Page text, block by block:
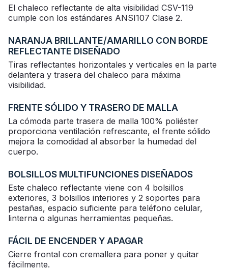
El chaleco reflectante de alta visibilidad CSV-119
cumple con los estándares ANSI107 Clase 2.
NARANJA BRILLANTE/AMARILLO CON BORDE
REFLECTANTE DISEÑADO
Tiras reflectantes horizontales y verticales en la parte
delantera y trasera del chaleco para máxima
visibilidad.
FRENTE SÓLIDO Y TRASERO DE MALLA
La cómoda parte trasera de malla 100% poliéster
proporciona ventilación refrescante, el frente sólido
mejora la comodidad al absorber la humedad del
cuerpo.
BOLSILLOS MULTIFUNCIONES DISEÑADOS
Este chaleco reflectante viene con 4 bolsillos
exteriores, 3 bolsillos interiores y 2 soportes para
pestañas, espacio suficiente para teléfono celular,
linterna o algunas herramientas pequeñas.
FÁCIL DE ENCENDER Y APAGAR
Cierre frontal con cremallera para poner y quitar
fácilmente.